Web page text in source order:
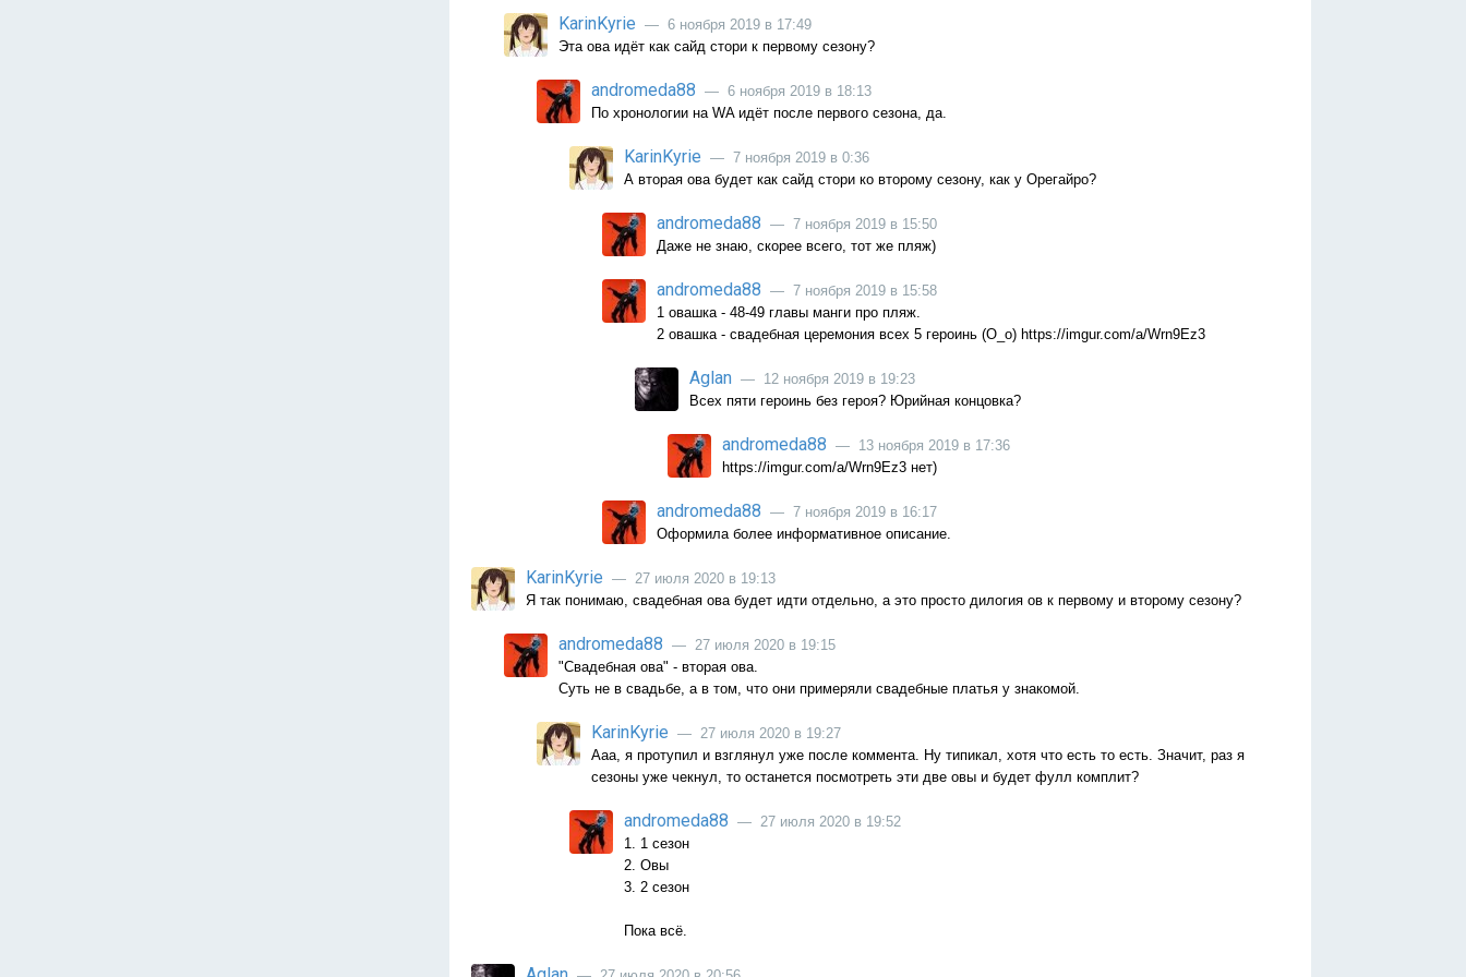
KarinKyrie — 6 ноября 2019 в 17:49
Эта ова идёт как сайд стори к первому сезону?
andromeda88 — 6 ноября 2019 в 18:13
По хронологии на WA идёт после первого сезона, да.
KarinKyrie — 7 ноября 2019 в 0:36
А вторая ова будет как сайд стори ко второму сезону, как у Орегайро?
andromeda88 — 7 ноября 2019 в 15:50
Даже не знаю, скорее всего, тот же пляж)
andromeda88 — 7 ноября 2019 в 15:58
1 овашка - 48-49 главы манги про пляж.
2 овашка - свадебная церемония всех 5 героинь (О_о) https://imgur.com/a/Wrn9Ez3
Aglan — 12 ноября 2019 в 19:23
Всех пяти героинь без героя? Юрийная концовка?
andromeda88 — 13 ноября 2019 в 17:36
https://imgur.com/a/Wrn9Ez3 нет)
andromeda88 — 7 ноября 2019 в 16:17
Оформила более информативное описание.
KarinKyrie — 27 июля 2020 в 19:13
Я так понимаю, свадебная ова будет идти отдельно, а это просто дилогия ов к первому и второму сезону?
andromeda88 — 27 июля 2020 в 19:15
"Свадебная ова" - вторая ова.
Суть не в свадьбе, а в том, что они примеряли свадебные платья у знакомой.
KarinKyrie — 27 июля 2020 в 19:27
Ааа, я протупил и взглянул уже после коммента. Ну типикал, хотя что есть то есть. Значит, раз я
сезоны уже чекнул, то останется посмотреть эти две овы и будет фулл комплит?
andromeda88 — 27 июля 2020 в 19:52
1. 1 сезон
2. Овы
3. 2 сезон
Пока всё.